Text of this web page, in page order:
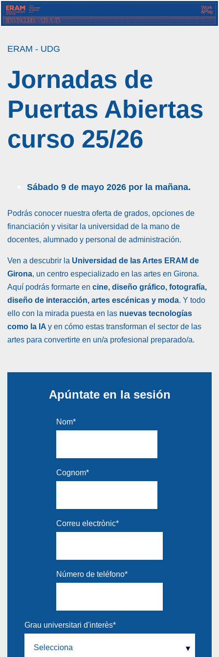
ERAM - UDG
Jornadas de
Puertas Abiertas
curso 25/26
Sábado 9 de mayo 2026 por la mañana.
Podrás conocer nuestra oferta de grados, opciones de
financiación y visitar la universidad de la mano de
docentes, alumnado y personal de administración.
Ven a descubrir la Universidad de las Artes ERAM de
Girona, un centro especializado en las artes en Girona.
Aquí podrás formarte en cine, diseño gráfico, fotografía,
diseño de interacción, artes escénicas y moda. Y todo
ello con la mirada puesta en las nuevas tecnologías
como la IA y en cómo estas transforman el sector de las
artes para convertirte en un/a profesional preparado/a.
Apúntate en la sesión
Nom*
Cognom*
Correu electrònic*
Número de teléfono*
Grau universitari d'interès*